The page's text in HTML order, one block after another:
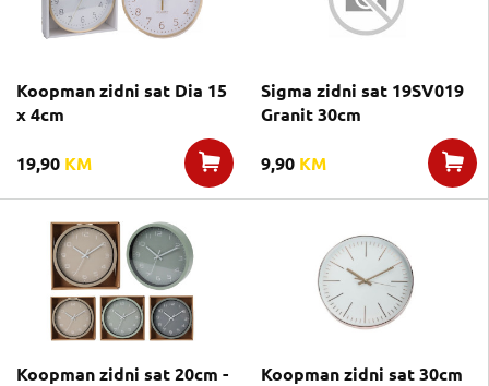
Koopman zidni sat Dia 15
x 4cm
19,90 KM
Sigma zidni sat 19SV019
Granit 30cm
9,90 KM
Koopman zidni sat 20cm -
Koopman zidni sat 30cm